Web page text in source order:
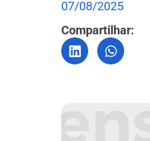
07/08/2025
Compartilhar: